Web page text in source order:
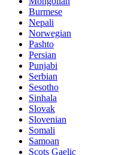
Burmese
Nepali
Norwegian
Pashto
Persian
Punjabi
Serbian
Sesotho
Sinhala
Slovak
Slovenian
Somali
Samoan
Scots Gaelic